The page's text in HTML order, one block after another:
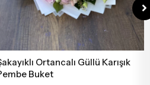
Sepete Ekle
Ortancalı Güllü Karışık
Buket